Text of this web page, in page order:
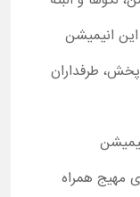
انیمیشن
طرفداران
مهیج همراه